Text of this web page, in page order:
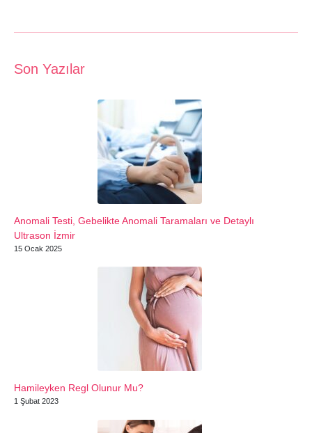
Son Yazılar
Anomali Testi, Gebelikte Anomali Taramaları ve Detaylı
Ultrason İzmir
15 Ocak 2025
Hamileyken Regl Olunur Mu?
1 Şubat 2023